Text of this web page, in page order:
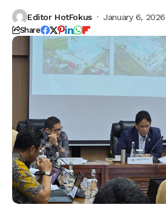
Editor HotFokus January 6, 2026
Share